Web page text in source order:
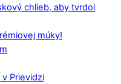
chlieb, aby tvrdol
múky!
Prievidzi